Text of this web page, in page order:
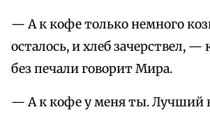
— А к кофе только немного
осталось, и хлеб зачерствел, —
без печали говорит Мира.
— А к кофе у меня ты. Лучший